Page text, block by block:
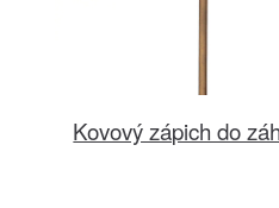
Kovový zápich do